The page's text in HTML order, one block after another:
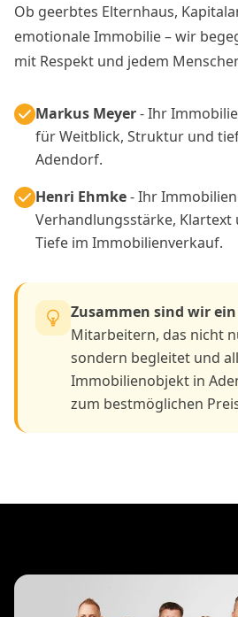
Ob geerbtes Elternhaus,
emotionale Immobilie – wir
mit Respekt und jedem
Markus Meyer- Ihr
für Weitblick, Struktur und
Adendorf.
Henri Ehmke- Ihr
Verhandlungsstärke, Klartext
Tiefe im Immobilienverkauf.
Zusammen sind wir ein
Mitarbeitern, das nicht
sondern begleitet und
Immobilienobjekt in
zum bestmöglichen